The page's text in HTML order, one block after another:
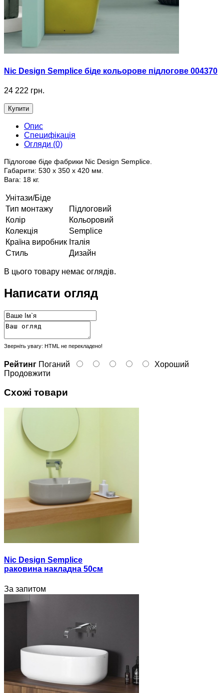
Nic Design Semplice біде кольорове підлогове 004370
24 222 грн.
Купити
Опис
Специфікація
Огляди (0)
Підлогове біде фабрики Nic Design Semplice.
Габарити: 530 х 350 х 420 мм.
Вага: 18 кг.
Унітази/Біде
Тип монтажу
Підлоговий
Колір
Кольоровий
Колекція
Semplice
Країна виробник Італія
Стиль
Дизайн
В цього товару немає оглядів.
Написати огляд
Зверніть увагу: HTML не перекладено!
Рейтинг Поганий
Хороший
Продовжити
Схожі товари
Nic Design Semplice
раковина накладна 50см
За запитом